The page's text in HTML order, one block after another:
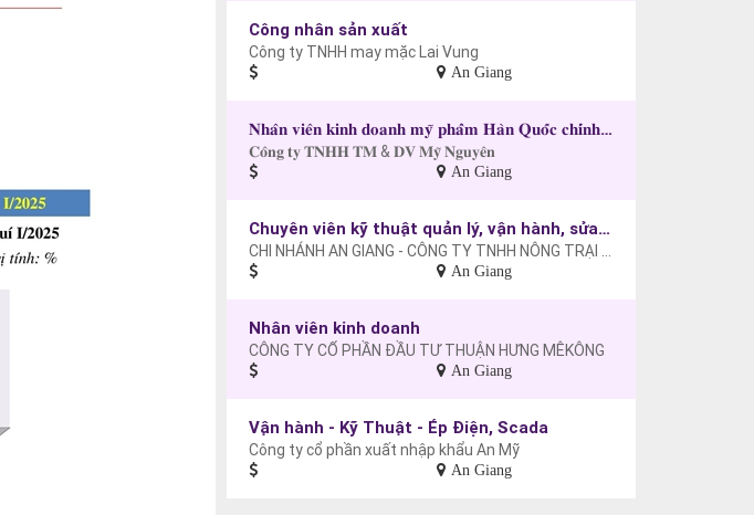
Công nhân sản xuất
Công ty TNHH may mặc Lai Vung
An Giang
𝐍𝐡𝐚̂𝐧 𝐯𝐢𝐞̂𝐧 𝐤𝐢𝐧𝐡 𝐝𝐨𝐚𝐧𝐡 𝐦𝐲̃ 𝐩𝐡𝐚̂̉𝐦 𝐇𝐚̀𝐧 𝐐𝐮𝐨̂́𝐜 𝐜𝐡𝐢́𝐧𝐡 𝐡𝐚̃𝐧𝐠
𝐂𝐨̂𝐧𝐠 𝐭𝐲 𝐓𝐍𝐇𝐇 𝐓𝐌 & 𝐃𝐕 𝐌𝐲̃ 𝐍𝐠𝐮𝐲𝐞̂𝐧
An Giang
Chuyên viên kỹ thuật quản lý, vận hành, sửa chữa máy móc
CHI NHÁNH AN GIANG - CÔNG TY TNHH NÔNG TRẠI XANH GOODFARM VIỆT NAM
An Giang
Nhân viên kinh doanh
CÔNG TY CỔ PHẦN ĐẦU TƯ THUẬN HƯNG MÊKÔNG
An Giang
Vận hành - Kỹ Thuật - Ép Điện, Scada
Công ty cổ phần xuất nhập khẩu An Mỹ
An Giang